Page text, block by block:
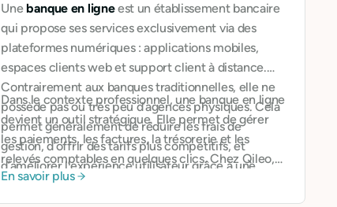
Unebanque en ligneest un établissement bancaire
qui propose ses services exclusivement via des
plateformes numériques : applications mobiles,
espaces clients web et support client à distance.
Contrairement aux banques traditionnelles, elle ne
possède pas ou très peu d’agences physiques. Cela
permet généralement de réduire les frais de
gestion, d’offrir des tarifs plus compétitifs, et
d’améliorer l’expérience utilisateur grâce à une
interface intuitive et accessible 24h/24.
Dans le contexte professionnel, une banque en ligne
devient un outil stratégique. Elle permet de gérer
les paiements, les factures, la trésorerie et les
relevés comptables en quelques clics. Chez Qileo,
cette approche est renforcée par une vision
En savoir plus